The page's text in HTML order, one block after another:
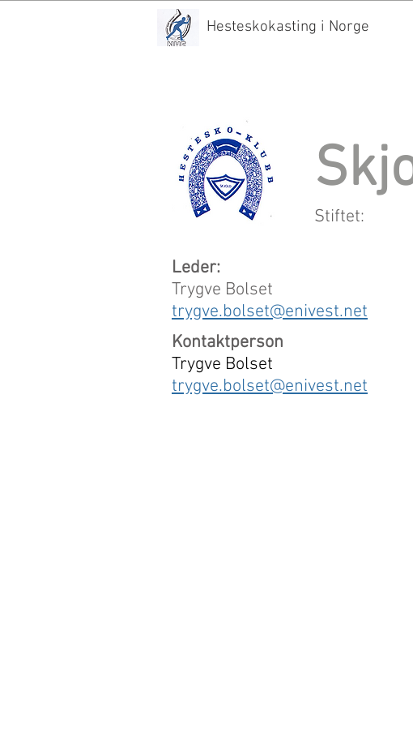
Hesteskokasting i Norge
Stiftet:
Leder:
Trygve Bolset
trygve.bolset@enivest.net
Kontaktperson
Trygve Bolset
trygve.bolset@enivest.net